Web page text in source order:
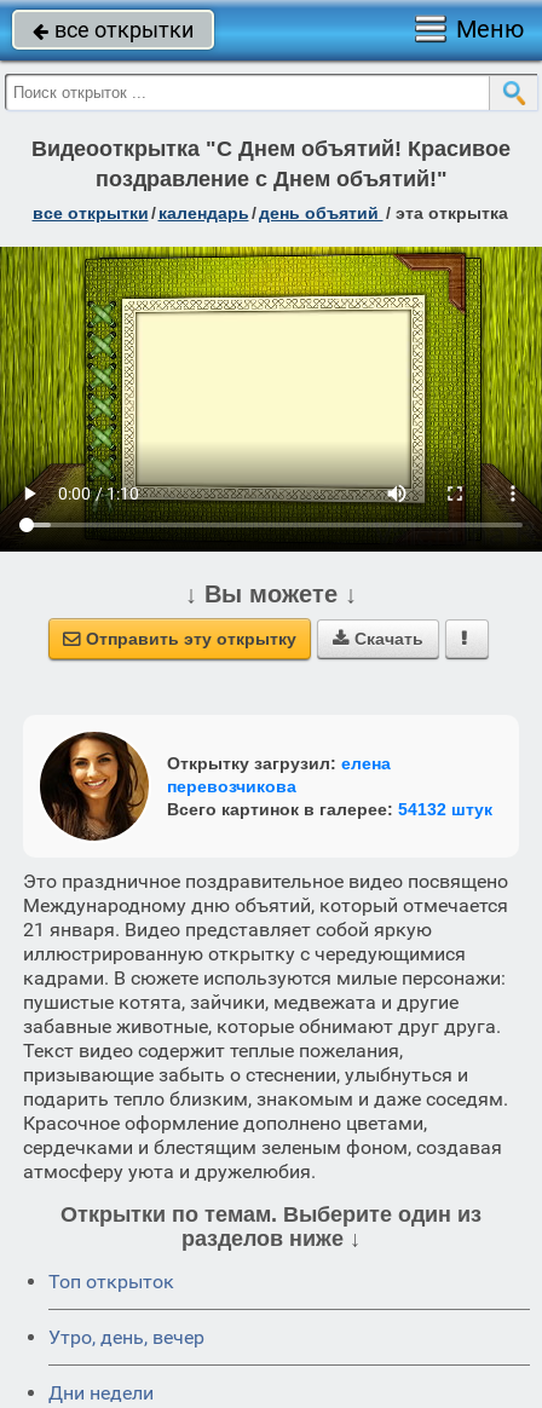
 все открытки Меню
Видеооткрытка "С Днем объятий! Красивое
поздравление с Днем объятий!"
все открытки/ календарь/день объятий / эта открытка
↓ Вы можете ↓
 Отправить эту открытку  Скачать 
Открытку загрузил: елена
перевозчикова
Всего картинок в галерее: 54132 штук
Это праздничное поздравительное видео посвящено
Международному дню объятий, который отмечается
21 января. Видео представляет собой яркую
иллюстрированную открытку с чередующимися
кадрами. В сюжете используются милые персонажи:
пушистые котята, зайчики, медвежата и другие
забавные животные, которые обнимают друг друга.
Текст видео содержит теплые пожелания,
призывающие забыть о стеснении, улыбнуться и
подарить тепло близким, знакомым и даже соседям.
Красочное оформление дополнено цветами,
сердечками и блестящим зеленым фоном, создавая
атмосферу уюта и дружелюбия.
Открытки по темам. Выберите один из
разделов ниже ↓
Топ открыток
Утро, день, вечер
Дни недели